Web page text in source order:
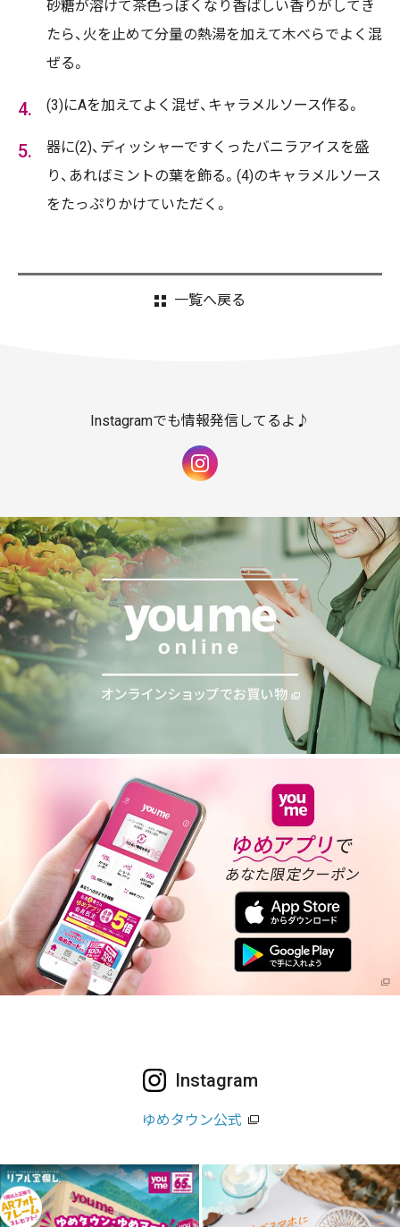
砂糖が溶けて茶色っぽくなり香ばしい香りがしてき
たら、火を止めて分量の熱湯を加えて木べらでよく混
ぜる。
(3)にAを加えてよく混ぜ、キャラメルソース作る。
器に(2)、ディッシャーですくったバニラアイスを盛
り、あればミントの葉を飾る。(4)のキャラメルソース
をたっぷりかけていただく。
一覧へ戻る
Instagramでも情報発信してるよ♪
Instagram
ゆめタウン公式